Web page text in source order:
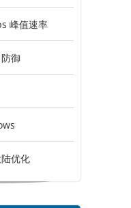
峰值速率
御
优化